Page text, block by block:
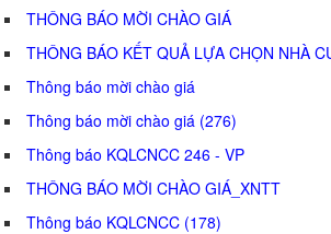
THÔNG BÁO MỜI CHÀO GIÁ
THÔNG BÁO KẾT QUẢ LỰA CHỌN NHÀ
Thông báo mời chào giá
Thông báo mời chào giá (276)
Thông báo KQLCNCC 246 - VP
THÔNG BÁO MỜI CHÀO GIÁ_XNTT
Thông báo KQLCNCC (178)